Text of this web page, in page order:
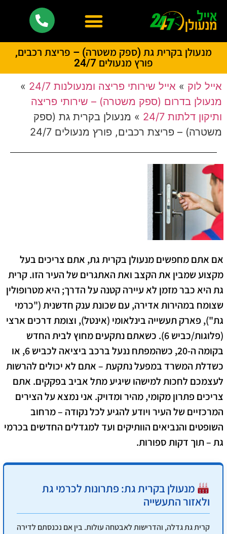
מנעולן בקרית גת (ספק משטרה) – פריצת רכבים,
פורץ מנעולים 24/7
אייל לוק » אייל שירותי פריצה ומנעולנות 24/7
»
מנעולן בדרום (ספק משטרה) – שירותי פריצה
ותיקון דלתות 24/7
» מנעולן בקרית גת (ספק
משטרה) – פריצת רכבים, פורץ מנעולים 24/7
אם אתם מחפשיםמנעולן בקרית גת, אתם צריכים בעל
מקצוע שמבין את הקצב ואת האתגרים של העיר הזו. קרית
גת היא כבר מזמן לא עיירה קטנה על הדרך; היא מטרופולין
שצומח במהירות אדירה, עם שכונת ענק חדשנית ("כרמי
גת"), פארק תעשייה בינלאומי (אינטל), וצומת דרכים ארצי
(פלוגות/כביש 6). כשאתם נתקעים מחוץ לבית החדש
בקומה ה-20, כשהמפתח ננעל ברכב ביציאה לכביש 6, או
כשדלת המשרד במפעל נתקעת – אתם לא יכולים להרשות
לעצמכם לחכות למישהו שיגיע מתל אביב בפקקים. אתם
צריכים פתרון מקומי, מהיר ומדויק. אני נמצא על הצירים
המרכזיים של העיר ויודע להגיע לכל נקודה – מרחוב
השופטים והנביאים הוותיקים ועד למגדלים החדשים בכרמי
גת – תוך דקות ספורות.
מנעולן בקרית גת: פתרונות לכרמי גת
ולאזור התעשייה
קרית גת גדלה, והדרישות לאבטחה עולות. בין אם נכנסתם לדירה